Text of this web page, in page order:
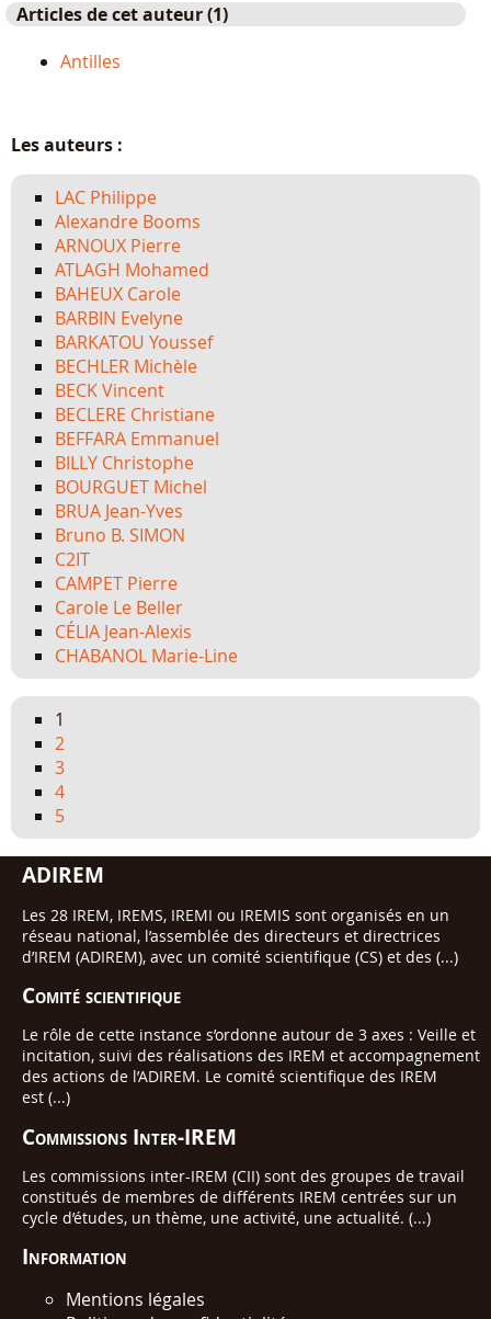
Articles de cet auteur (1)
Antilles
Les auteurs :
LAC Philippe
Alexandre Booms
ARNOUX Pierre
ATLAGH Mohamed
BAHEUX Carole
BARBIN Evelyne
BARKATOU Youssef
BECHLER Michèle
BECK Vincent
BECLERE Christiane
BEFFARA Emmanuel
BILLY Christophe
BOURGUET Michel
BRUA Jean-Yves
Bruno B. SIMON
C2IT
CAMPET Pierre
Carole Le Beller
CÉLIA Jean-Alexis
CHABANOL Marie-Line
1
2
3
4
5
ADIREM
Les 28 IREM, IREMS, IREMI ou IREMIS sont organisés en un
réseau national, l’assemblée des directeurs et directrices
d’IREM (ADIREM), avec un comité scientifique (CS) et des (...)
Comité scientifique
Le rôle de cette instance s’ordonne autour de 3 axes : Veille et
incitation, suivi des réalisations des IREM et accompagnement
des actions de l’ADIREM. Le comité scientifique des IREM
est (...)
Commissions Inter-IREM
Les commissions inter-IREM (CII) sont des groupes de travail
constitués de membres de différents IREM centrées sur un
cycle d’études, un thème, une activité, une actualité. (...)
Information
Mentions légales